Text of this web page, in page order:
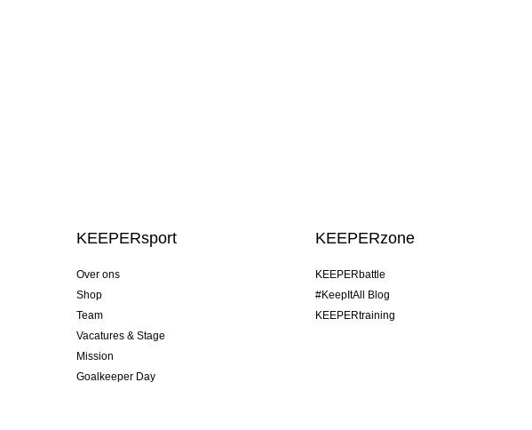
KEEPERsport
Over ons
Shop
Team
Vacatures & Stage
Mission
Goalkeeper Day
KEEPERzone
KEEPERbattle
#KeepItAll Blog
KEEPERtraining